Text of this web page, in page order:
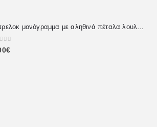
Μπρελοκ μονόγραμμα με αληθινά πέταλα λουλουδιών
of 5
€